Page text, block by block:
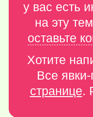
у вас есть
на эту
оставьте
Хотите
Все
странице.